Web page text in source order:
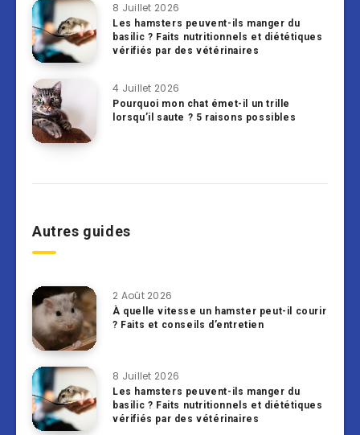
8 Juillet 2026
Les hamsters peuvent-ils manger du
basilic ? Faits nutritionnels et diététiques
vérifiés par des vétérinaires
4 Juillet 2026
Pourquoi mon chat émet-il un trille
lorsqu’il saute ? 5 raisons possibles
Autres guides
2 Août 2026
À quelle vitesse un hamster peut-il courir
? Faits et conseils d’entretien
8 Juillet 2026
Les hamsters peuvent-ils manger du
basilic ? Faits nutritionnels et diététiques
vérifiés par des vétérinaires